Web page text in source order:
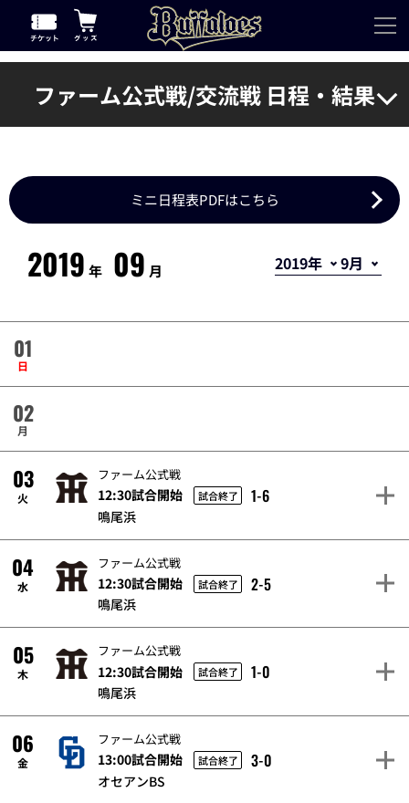
ファーム公式戦/交流戦 日程・結果
ミニ日程表PDFはこちら
2019 年 09 月
01
日
02
月
ファーム公式戦
03
火 12:30試合開始 試合終了 1-6
鳴尾浜
ファーム公式戦
04
水 12:30試合開始 試合終了 2-5
鳴尾浜
ファーム公式戦
05
木 12:30試合開始 試合終了 1-0
鳴尾浜
ファーム公式戦
06
金 13:00試合開始 試合終了 3-0
オセアンBS